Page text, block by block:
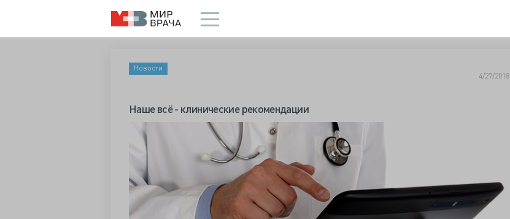
Новости
4/27/2018
Наше всё - клинические рекомендации